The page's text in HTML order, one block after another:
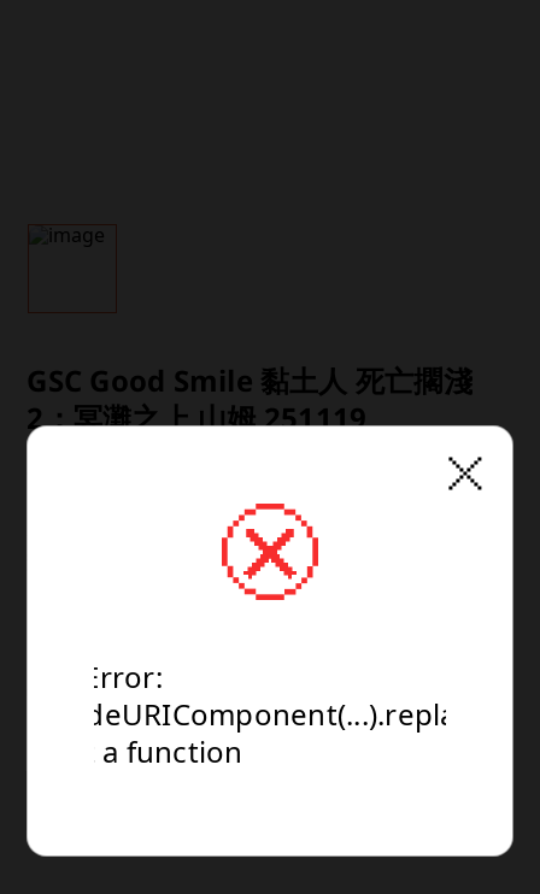
GSC Good Smile 黏土人 死亡擱淺
2：冥灘之上 山姆 251119
規格：無比例・附專用台座・全高：約100mm
預計到貨時間：2026年3月(3月~4月)
NT$0
(建議售價) NT$0
TypeError:
encodeURIComponent(...).replaceAll
is not a function
TypeError:
encodeURIComponent(...).replaceAll
is not a function
TypeError:
encodeURIComponent(...).replaceAll
is not a function